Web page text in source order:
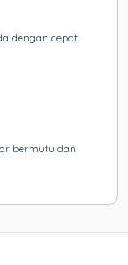
dengan cepat.
bermutu dan